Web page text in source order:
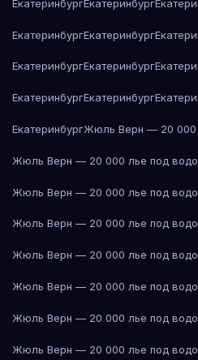
ЕкатеринбургЕкатеринбург
ЕкатеринбургЕкатеринбург
ЕкатеринбургЕкатеринбург
ЕкатеринбургЕкатеринбург
ЕкатеринбургЖюль Верн — 20 000
Жюль Верн — 20 000 лье под
Жюль Верн — 20 000 лье под
Жюль Верн — 20 000 лье под
Жюль Верн — 20 000 лье под
Жюль Верн — 20 000 лье под
Жюль Верн — 20 000 лье под
Жюль Верн — 20 000 лье под